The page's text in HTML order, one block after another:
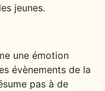
jeunes.
une émotion
évènements de la
pas à de